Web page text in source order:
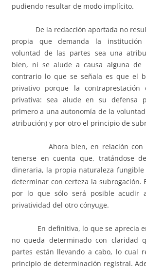
pudiendo resultar de modo implícito.
De la redacción aportada no
propia que demanda la
voluntad de las partes sea una
bien, ni se alude a causa alguna de
contrario lo que se señala es que el
privativo porque la
privativa: sea alude en su defensa
primero a una autonomía de la
atribución) y por otro el principio de
Ahora bien, en relación con
tenerse en cuenta que, tratándose
dineraria, la propia naturaleza
determinar con certeza la subrogación.
por lo que sólo será posible acudir
privatividad del otro cónyuge.
En definitiva, lo que se aprecia en
no queda determinado con claridad
partes están llevando a cabo, lo cual
principio de determinación registral.